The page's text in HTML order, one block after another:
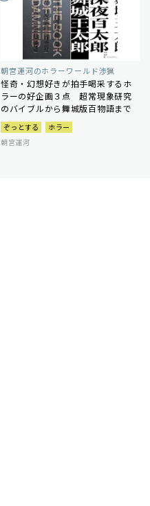
朝宮運河のホラーワールド渉猟
怪奇・幻想好きが拍手喝采するホ
ラーの好企画３点 超常現象研究
のバイブルから舞城版百物語まで
ぞっとする
ホラー
朝宮運河